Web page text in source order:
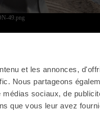
et les annonces,
Nous partageons
sociaux, de
que vous leur avez
à la norme industrielle
rapides entièrement